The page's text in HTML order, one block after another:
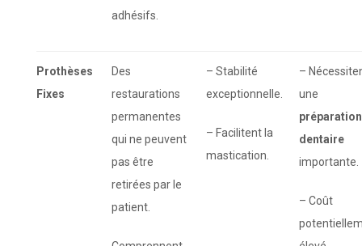
adhésifs.
Prothèses
Fixes
Des
restaurations
permanentes
qui ne peuvent
pas être
retirées par le
patient.
– Stabilité
exceptionnelle.
– Facilitent la
mastication.
–
une
préparation
dentaire
importante.
– Coût